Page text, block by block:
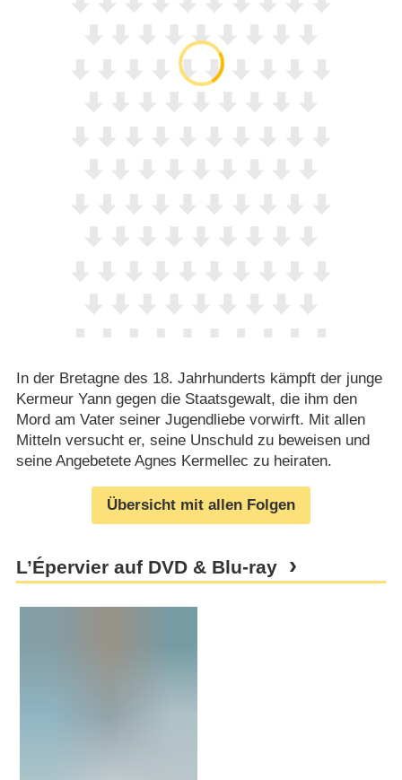
In der Bretagne des 18. Jahrhunderts kämpft der junge
Kermeur Yann gegen die Staatsgewalt, die ihm den
Mord am Vater seiner Jugendliebe vorwirft. Mit allen
Mitteln versucht er, seine Unschuld zu beweisen und
seine Angebetete Agnes Kermellec zu heiraten.
Übersicht mit allen Folgen
L’Épervier auf DVD & Blu-ray